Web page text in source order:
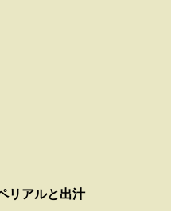
リアルと出汁